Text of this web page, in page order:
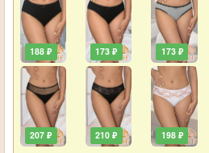
188 ₽
207 ₽
173 ₽
210 ₽
173 ₽
198 ₽